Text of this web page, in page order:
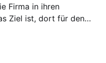
Firma in ihren
Ziel ist, dort für den
von Toyota bekannt,